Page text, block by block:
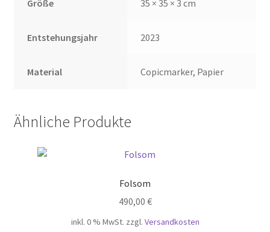
Größe 35 × 35 × 3 cm
Entstehungsjahr 2023
Material Copicmarker, Papier
Ähnliche Produkte
Folsom
490,00 €
inkl. 0 % MwSt. zzgl. Versandkosten